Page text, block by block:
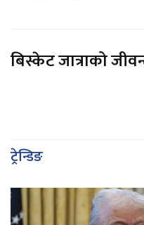
बिस्केट जात्राको
ट्रेन्डिङ